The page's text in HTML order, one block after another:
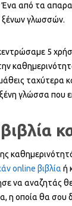
από τα
ξένων γλωσσών.
5
ταχύτερα
γλώσσα που
online βιβλίαή
να αναζητάς
η οποία θα σου